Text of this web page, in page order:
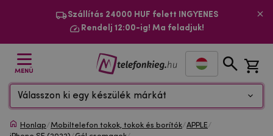
Szállítás 24000 HUF felett INGYENES
Rendelj 12:00-ig! Ma feladjuk!
MENÜ
Válasszon ki egy készülék márkát
Honlap/Mobiltelefon tokok, tokok és borítók/APPLE/